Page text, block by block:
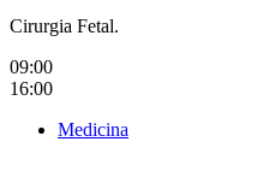
Cirurgia Fetal.
09:00
16:00
Medicina